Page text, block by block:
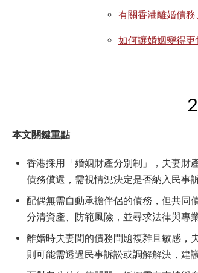
有關香港離婚債
如何讓婚姻變得
本文關鍵重點
香港採用「婚姻財產分別制」，夫妻財
債務償還，需視情況決定是否納入民事
配偶無需自動承擔伴侶的債務，但共同
分清資產、防範風險，並尋求法律與專
離婚時夫妻間的債務問題複雜且敏感，
則可能需透過民事訴訟或調解解決，建